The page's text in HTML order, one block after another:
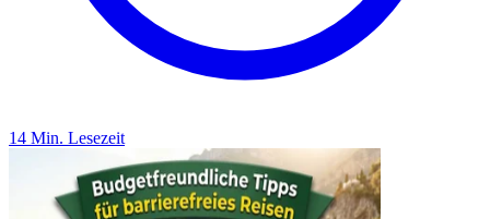
14 Min. Lesezeit